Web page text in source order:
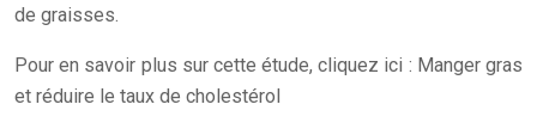
de graisses.
Pour en savoir plus sur cette étude, cliquez ici : Manger gras
et réduire le taux de cholestérol